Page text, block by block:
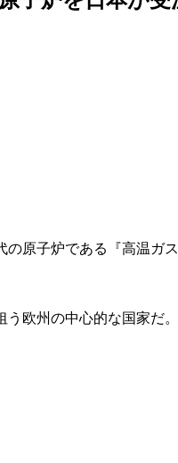
原子炉である『高温
欧州の中心的な国家